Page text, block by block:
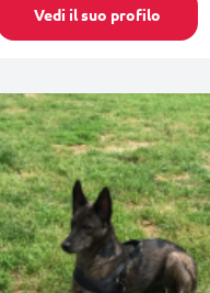
Vedi il suo profilo